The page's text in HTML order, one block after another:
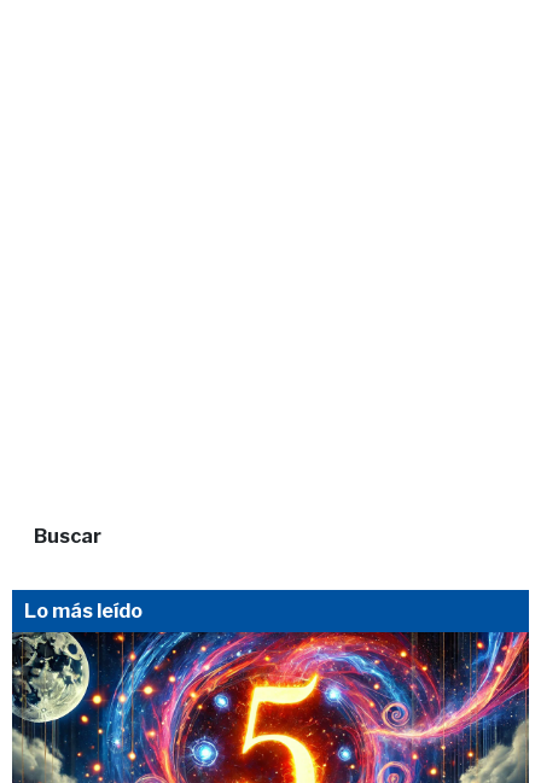
Buscar
Lo más leído